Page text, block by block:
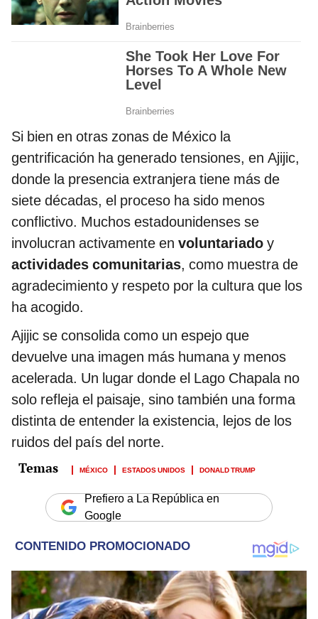
Si bien en otras zonas de México la
gentrificación ha generado tensiones, en Ajijic,
donde la presencia extranjera tiene más de
siete décadas, el proceso ha sido menos
conflictivo. Muchos estadounidenses se
involucran activamente en voluntariado y
actividades comunitarias, como muestra de
agradecimiento y respeto por la cultura que los
ha acogido.
Ajijic se consolida como un espejo que
devuelve una imagen más humana y menos
acelerada. Un lugar donde el Lago Chapala no
solo refleja el paisaje, sino también una forma
distinta de entender la existencia, lejos de los
ruidos del país del norte.
MÉXICO ESTADOS UNIDOS DONALD TRUMP
Prefiero a La República en
Google